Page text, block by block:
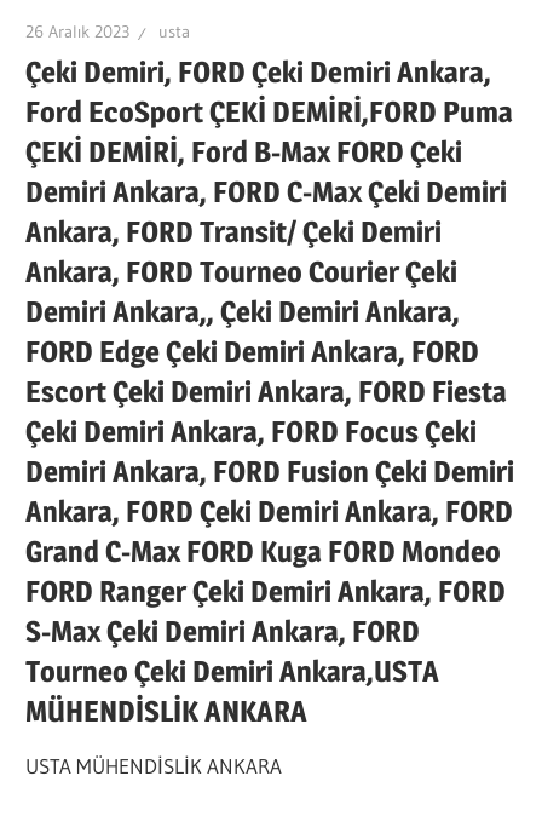
26 Aralık 2023 usta
Çeki Demiri, FORD Çeki Demiri Ankara,
Ford EcoSport ÇEKİ DEMİRİ,FORD Puma
ÇEKİ DEMİRİ, Ford B-Max FORD Çeki
Demiri Ankara, FORD C-Max Çeki Demiri
Ankara, FORD Transit/ Çeki Demiri
Ankara, FORD Tourneo Courier Çeki
Demiri Ankara,, Çeki Demiri Ankara,
FORD Edge Çeki Demiri Ankara, FORD
Escort Çeki Demiri Ankara, FORD Fiesta
Çeki Demiri Ankara, FORD Focus Çeki
Demiri Ankara, FORD Fusion Çeki Demiri
Ankara, FORD Çeki Demiri Ankara, FORD
Grand C-Max FORD Kuga FORD Mondeo
FORD Ranger Çeki Demiri Ankara, FORD
S-Max Çeki Demiri Ankara, FORD
Tourneo Çeki Demiri Ankara,USTA
MÜHENDİSLİK ANKARA
USTA MÜHENDİSLİK ANKARA